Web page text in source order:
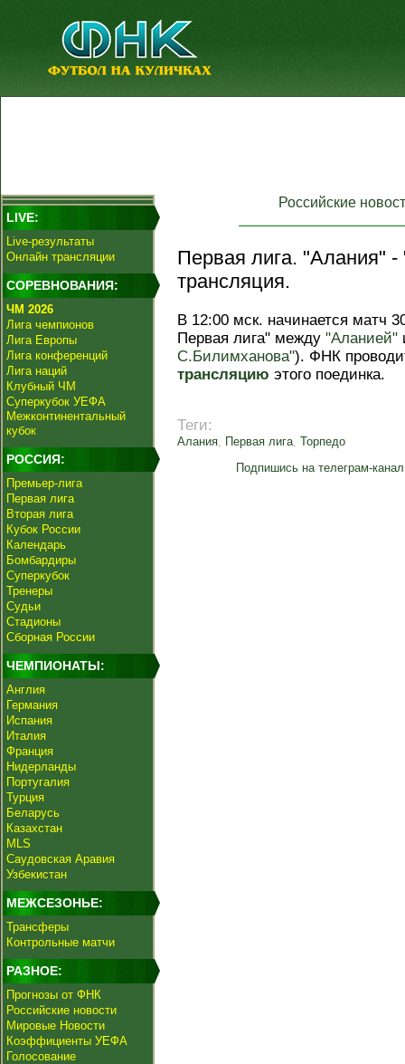
LIVE:
Live-результаты
Онлайн трансляции
СОРЕВНОВАНИЯ:
ЧМ 2026
Лига чемпионов
Лига Европы
Лига конференций
Лига наций
Клубный ЧМ
Суперкубок УЕФА
Межконтинентальный
кубок
РОССИЯ:
Премьер-лига
Первая лига
Вторая лига
Кубок России
Календарь
Бомбардиры
Суперкубок
Тренеры
Судьи
Стадионы
Сборная России
ЧЕМПИОНАТЫ:
Англия
Германия
Испания
Италия
Франция
Нидерланды
Португалия
Турция
Беларусь
Казахстан
MLS
Саудовская Аравия
Узбекистан
МЕЖСЕЗОНЬЕ:
Трансферы
Контрольные матчи
РАЗНОЕ:
Прогнозы от ФНК
Российские новости
Мировые Новости
Коэффициенты УЕФА
Голосование
Российские
Первая лига. "Алания"
трансляция.
В 12:00 мск. начинается матч
Первая лига" между "Аланией"
С.Билимханова"). ФНК
трансляцию этого поединка.
Теги:
Алания, Первая лига, Торпедо
Подпишись на телеграм-